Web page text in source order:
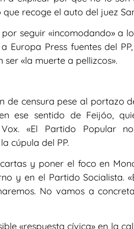
recoge el auto del juez
seguir «incomodando» a
Europa Press fuentes del
«la muerte a pellizcos».
de censura pese al portazo
ese sentido de Feijóo,
«El Partido Popular
cúpula del PP.
y poner el foco en
y en el Partido Socialista.
No vamos a
«respuesta cívica» en la